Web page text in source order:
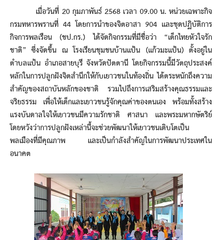
เมื่อวันที่ 20 กุมภาพันธ์ 2568 เวลา 09.00 น. หน่วยเฉพาะกิจ
กรมทหารพรานที่ 44 โดยการนำของจิตอาสา 904 และชุดปฏิบัติการ
กิจการพลเรือน (ชป.กร.) ได้จัดกิจกรรมที่มีชื่อว่า “เด็กไทยหัวใจรัก
ชาติ” ซึ่งจัดขึ้น ณ โรงเรียนชุมชนบ้านแป้น (แก้วมะแป้น) ตั้งอยู่ใน
ตำบลแป้น อำเภอสายบุรี จังหวัดปัตตานี โดยกิจกรรมนี้มีวัตถุประสงค์
หลักในการปลูกฝังจิตสำนึกให้กับเยาวชนในท้องถิ่น ได้ตระหนักถึงความ
สำคัญของสถาบันหลักของชาติ รวมไปถึงการเสริมสร้างคุณธรรมและ
จริยธรรม เพื่อให้เด็กและเยาวชนรู้จักคุณค่าของตนเอง พร้อมทั้งสร้าง
แรงบันดาลใจให้เยาวชนมีความรักชาติ ศาสนา และพระมหากษัตริย์
โดยหวังว่าการปลูกฝังเหล่านี้จะช่วยพัฒนาให้เยาวชนเติบโตเป็น
พลเมืองที่มีคุณภาพ และเป็นกำลังสำคัญในการพัฒนาประเทศใน
อนาคต